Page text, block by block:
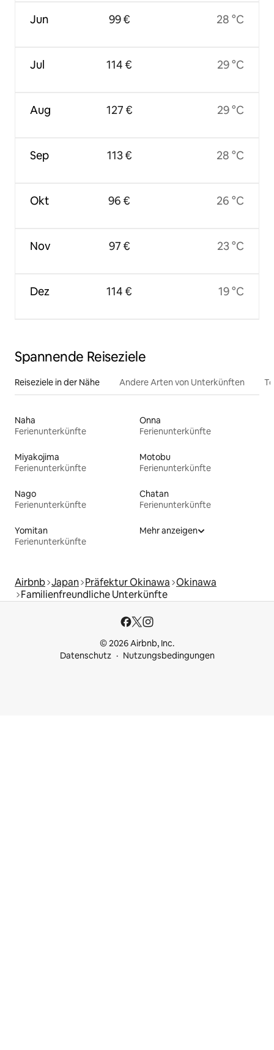
Jun
Jul
Aug
Sep
Okt
Nov
Dez
99 €
114 €
127 €
113 €
96 €
97 €
114 €
28 °C
29 °C
29 °C
28 °C
26 °C
23 °C
19 °C
Spannende Reiseziele
Reiseziele in der Nähe Andere Arten von Unterkünften
Naha
Ferienunterkünfte
Onna
Ferienunterkünfte
Miyakojima
Ferienunterkünfte
Motobu
Ferienunterkünfte
Nago
Ferienunterkünfte
Chatan
Ferienunterkünfte
Yomitan
Ferienunterkünfte
Mehr anzeigen
Airbnb Japan Präfektur Okinawa Okinawa
Familienfreundliche Unterkünfte
© 2026 Airbnb, Inc.
Datenschutz
Nutzungsbedingungen